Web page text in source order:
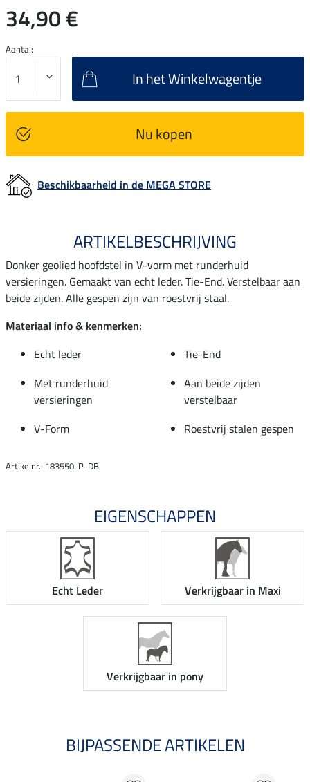
34,90 €
Aantal:
In het Winkelwagentje
Nu kopen
Beschikbaarheid in de MEGA STORE
ARTIKELBESCHRIJVING
Donker geolied hoofdstel in V-vorm met runderhuid
versieringen. Gemaakt van echt leder. Tie-End. Verstelbaar aan
beide zijden. Alle gespen zijn van roestvrij staal.
Materiaal info & kenmerken:
Echt leder
Tie-End
Met runderhuid
versieringen
Aan beide zijden
verstelbaar
V-Form
Roestvrij stalen gespen
Artikelnr.: 183550-P-DB
EIGENSCHAPPEN
Echt Leder Verkrijgbaar in Maxi
Verkrijgbaar in pony
BIJPASSENDE ARTIKELEN